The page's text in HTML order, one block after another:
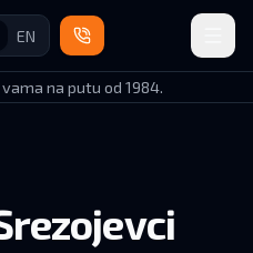
EN
na putu od 1984.